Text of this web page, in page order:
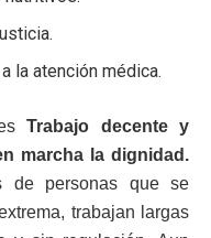
la atención médica.
esTrabajo decente y
marcha la dignidad.
de personas que se
trabajan largas